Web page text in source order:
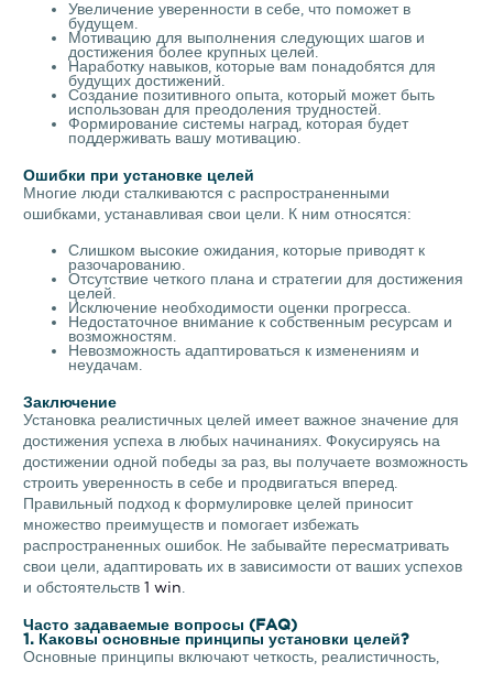
Увеличение уверенности в себе, что поможет в
будущем.
Мотивацию для выполнения следующих шагов и
достижения более крупных целей.
Наработку навыков, которые вам понадобятся для
будущих достижений.
Создание позитивного опыта, который может быть
использован для преодоления трудностей.
Формирование системы наград, которая будет
поддерживать вашу мотивацию.
Ошибки при установке целей
Многие люди сталкиваются с распространенными
ошибками, устанавливая свои цели. К ним относятся:
Слишком высокие ожидания, которые приводят к
разочарованию.
Отсутствие четкого плана и стратегии для достижения
целей.
Исключение необходимости оценки прогресса.
Недостаточное внимание к собственным ресурсам и
возможностям.
Невозможность адаптироваться к изменениям и
неудачам.
Заключение
Установка реалистичных целей имеет важное значение для
достижения успеха в любых начинаниях. Фокусируясь на
достижении одной победы за раз, вы получаете возможность
строить уверенность в себе и продвигаться вперед.
Правильный подход к формулировке целей приносит
множество преимуществ и помогает избежать
распространенных ошибок. Не забывайте пересматривать
свои цели, адаптировать их в зависимости от ваших успехов
и обстоятельств1 win
Часто задаваемые вопросы (FAQ)
1. Каковы основные принципы установки целей?
Основные принципы включают четкость, реалистичность,